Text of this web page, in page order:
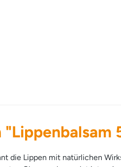
die Lippen mit natürlichen